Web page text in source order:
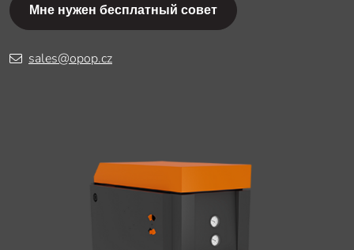
Мне нужен бесплатный совет
sales@opop.cz